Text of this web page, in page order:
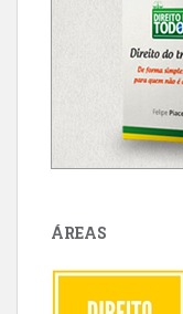
ÁREAS